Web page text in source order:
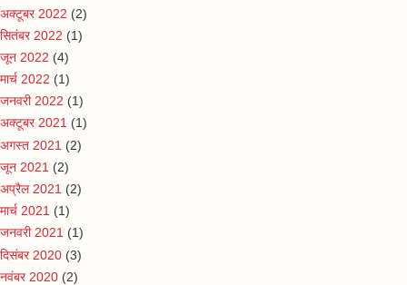
अक्टूबर 2022 (2)
सितंबर 2022 (1)
जून 2022 (4)
मार्च 2022 (1)
जनवरी 2022 (1)
अक्टूबर 2021 (1)
अगस्त 2021 (2)
जून 2021 (2)
अप्रैल 2021 (2)
मार्च 2021 (1)
जनवरी 2021 (1)
दिसंबर 2020 (3)
नवंबर 2020 (2)